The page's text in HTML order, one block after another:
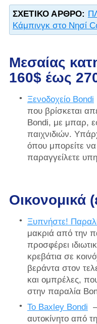
ΣΧΕΤΙΚΌ ΆΡΘΡΟ:
Κάμπινγκ στο Νησί
Μεσαίας
160$ έως
Ξενοδοχείο Bondi
που βρίσκεται
Bondi, με μπαρ,
παιχνιδιών.
όπου μπορείτε
παραγγείλετε
Οικονομικά
Ξυπνήστε!
μακριά από την
προσφέρει
κρεβάτια σε
βεράντα στον
και ομπρέλες,
στην παραλία
Το Baxley Bondi
αυτοκίνητο από